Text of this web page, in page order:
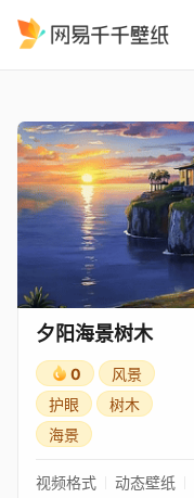
夕阳海景树木
0
风景
护眼
树木
海景
视频格式 动态壁纸